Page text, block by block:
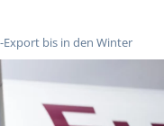
bis in den Winter